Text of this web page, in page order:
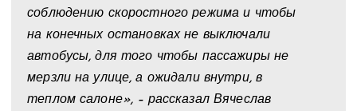
соблюдению скоростного режима и чтобы
на конечных остановках не выключали
автобусы, для того чтобы пассажиры не
мерзли на улице, а ожидали внутри, в
теплом салоне», – рассказал Вячеслав